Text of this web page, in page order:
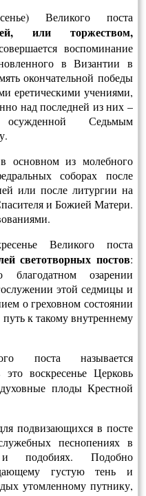
Великого поста
или торжеством,
воспоминание
в Византии в
окончательной победы
еретическими учениями,
над последней из них –
осужденной Седьмым
основном из молебного
соборах после
или после литур­гии на
и Божией Матери.
Великого поста
светотворных постов:
озарении
этой седмицы и
о греховном состоянии
путь к такому внутреннему
поста называется
воскресенье Церковь
плоды Крестной
подвизающихся в посте
песнопениях в
и подобиях. Подобно
густую тень и
утомленному путнику,